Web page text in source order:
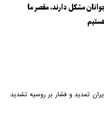
مشکل دارند، مقصر ما
تمدید و فشار بر روسیه تشدید